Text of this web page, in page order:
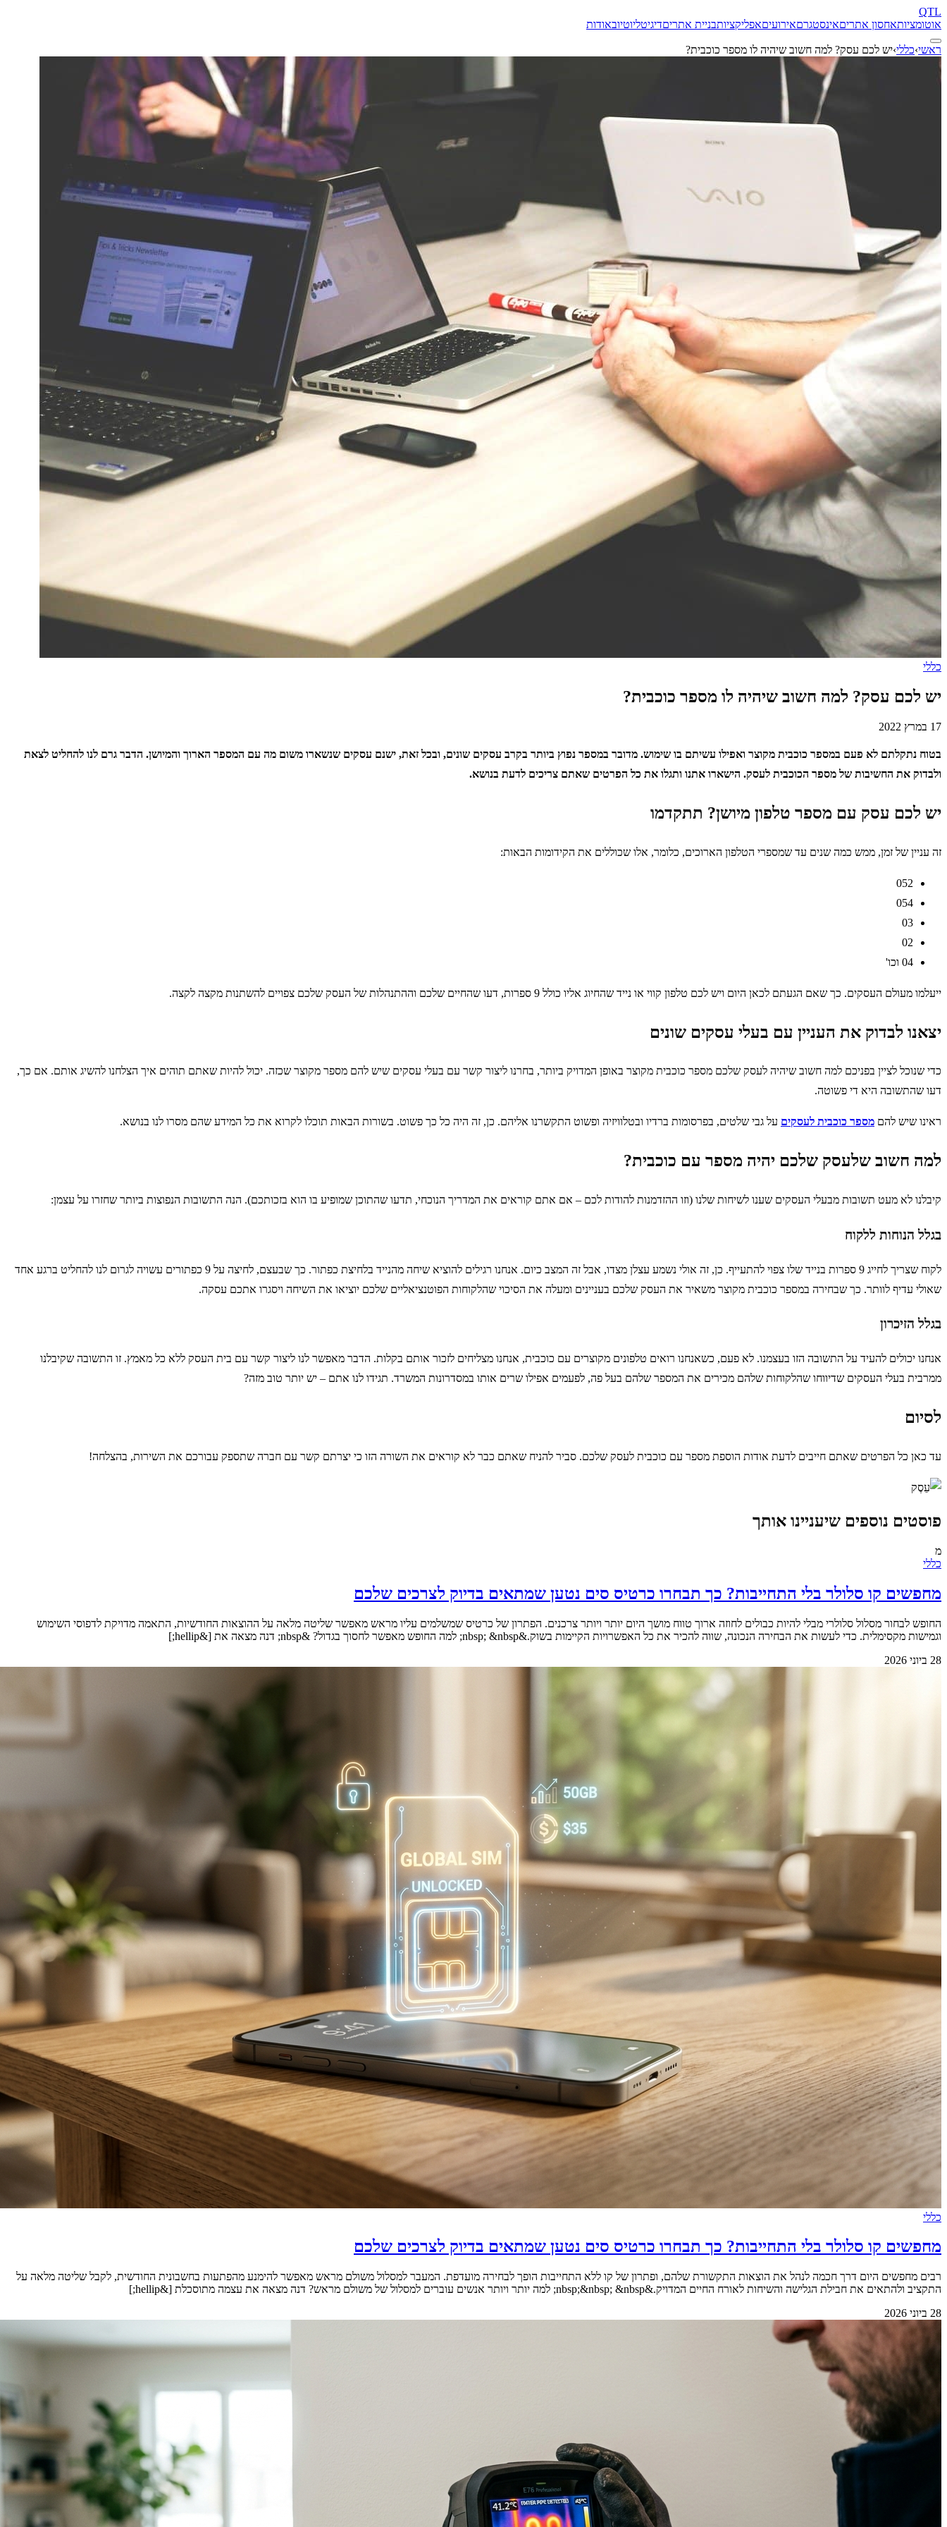
QTL
אוטומציותאחסון אתריםאינסטגרםאירועיםאפליקציותבניית אתריםדיגיטליוטיובאודות
ראשי›כללי›יש לכם עסק? למה חשוב שיהיה לו מספר כוכבית?
כללי
יש לכם עסק? למה חשוב שיהיה לו מספר כוכבית?
17 במרץ 2022
בטוח נתקלתם לא פעם במספר כוכבית מקוצר ואפילו עשיתם בו שימוש. מדובר במספר נפוץ ביותר בקרב עסקים שונים, ובכל זאת, ישנם עסקים שנשארו משום מה עם המספר הארוך והמיושן. הדבר גרם לנו להחליט לצאת
ולבדוק את החשיבות של מספר הכוכבית לעסק. הישארו אתנו ותגלו את כל הפרטים שאתם צריכים לדעת בנושא.
יש לכם עסק עם מספר טלפון מיושן? תתקדמו
זה עניין של זמן, ממש כמה שנים עד שמספרי הטלפון הארוכים, כלומר, אלו שכוללים את הקידומות הבאות:
052
054
03
02
04 וכו'
ייעלמו מעולם העסקים. כך שאם הגעתם לכאן היום ויש לכם טלפון קווי או נייד שהחיוג אליו כולל 9 ספרות, דעו שהחיים שלכם וההתנהלות של העסק שלכם צפויים להשתנות מקצה לקצה.
יצאנו לבדוק את העניין עם בעלי עסקים שונים
כדי שנוכל לציין בפניכם למה חשוב שיהיה לעסק שלכם מספר כוכבית מקוצר באופן המדויק ביותר, בחרנו ליצור קשר עם בעלי עסקים שיש להם מספר מקוצר שכזה. יכול להיות שאתם תוהים איך הצלחנו להשיג אותם. אם כך,
דעו שהתשובה היא די פשוטה.
ראינו שיש להם מספר כוכבית לעסקים על גבי שלטים, בפרסומות ברדיו ובטלוויזיה ופשוט התקשרנו אליהם. כן, זה היה כל כך פשוט. בשורות הבאות תוכלו לקרוא את כל המידע שהם מסרו לנו בנושא.
למה חשוב שלעסק שלכם יהיה מספר עם כוכבית?
קיבלנו לא מעט תשובות מבעלי העסקים שענו לשיחות שלנו (וזו ההזדמנות להודות לכם – אם אתם קוראים את המדריך הנוכחי, תדעו שהתוכן שמופיע בו הוא בזכותכם). הנה התשובות הנפוצות ביותר שחזרו על עצמן:
בגלל הנוחות ללקוח
לקוח שצריך לחייג 9 ספרות בנייד שלו צפוי להתעייף. כן, זה אולי נשמע עצלן מצדו, אבל זה המצב כיום. אנחנו רגילים להוציא שיחה מהנייד בלחיצת כפתור. כך שבעצם, לחיצה על 9 כפתורים עשויה לגרום לנו להחליט ברגע אחד
שאולי עדיף לוותר. כך שבחירה במספר כוכבית מקוצר משאיר את העסק שלכם בעניינים ומעלה את הסיכוי שהלקוחות הפוטנציאליים שלכם יוציאו את השיחה ויסגרו אתכם עסקה.
בגלל הזיכרון
אנחנו יכולים להעיד על התשובה הזו בעצמנו. לא פעם, כשאנחנו רואים טלפונים מקוצרים עם כוכבית, אנחנו מצליחים לזכור אותם בקלות. הדבר מאפשר לנו ליצור קשר עם בית העסק ללא כל מאמץ. זו התשובה שקיבלנו
ממרבית בעלי העסקים שדיווחו שהלקוחות שלהם מכירים את המספר שלהם בעל פה, לפעמים אפילו שרים אותו במסדרונות המשרד. תגידו לנו אתם – יש יותר טוב מזה?
לסיום
עד כאן כל הפרטים שאתם חייבים לדעת אודות הוספת מספר עם כוכבית לעסק שלכם. סביר להניח שאתם כבר לא קוראים את השורה הזו כי יצרתם קשר עם חברה שתספק עבורכם את השירות, בהצלחה!
פוסטים נוספים שיעניינו אותך
מ
כללי
מחפשים קו סלולר בלי התחייבות? כך תבחרו כרטיס סים נטען שמתאים בדיוק לצרכים שלכם
החופש לבחור מסלול סלולרי מבלי להיות כבולים לחוזה ארוך טווח מושך היום יותר ויותר צרכנים. הפתרון של כרטיס שמשלמים עליו מראש מאפשר שליטה מלאה על ההוצאות החודשיות, התאמה מדויקת לדפוסי השימוש
וגמישות מקסימלית. כדי לעשות את הבחירה הנכונה, שווה להכיר את כל האפשרויות הקיימות בשוק.&nbsp; &nbsp; למה החופש מאפשר לחסוך בגדול? &nbsp; דנה מצאה את [&hellip;]
28 ביוני 2026
כללי
מחפשים קו סלולר בלי התחייבות? כך תבחרו כרטיס סים נטען שמתאים בדיוק לצרכים שלכם
רבים מחפשים היום דרך חכמה לנהל את הוצאות התקשורת שלהם, ופתרון של קו ללא התחייבות הופך לבחירה מועדפת. המעבר למסלול משולם מראש מאפשר להימנע מהפתעות בחשבונית החודשית, לקבל שליטה מלאה על
התקציב ולהתאים את חבילת הגלישה והשיחות לאורח החיים המדויק.&nbsp;&nbsp; &nbsp; למה יותר ויותר אנשים עוברים למסלול של משולם מראש? דנה מצאה את עצמה מתוסכלת [&hellip;]
28 ביוני 2026